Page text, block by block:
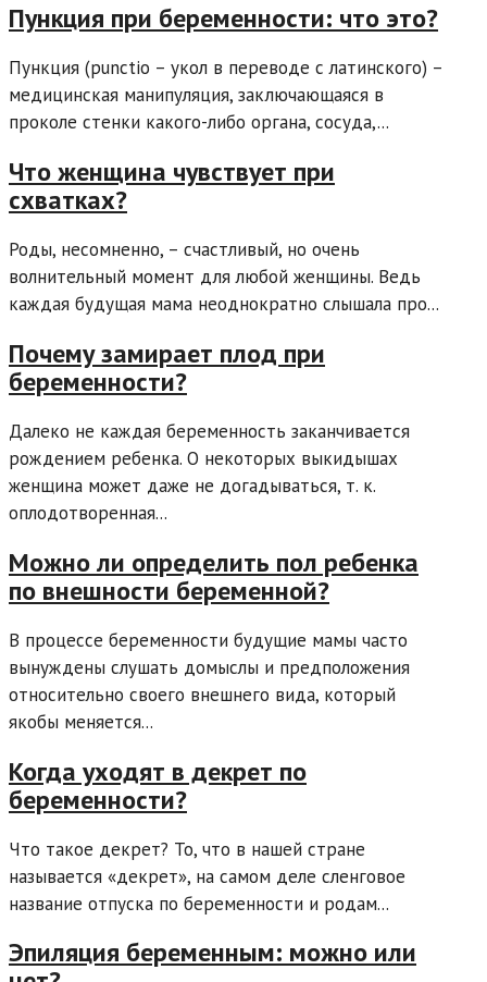
Пункция при беременности: что это?
Пункция (punctio – укол в переводе с латинского) –
медицинская манипуляция, заключающаяся в
проколе стенки какого-либо органа, сосуда,...
Что женщина чувствует при
схватках?
Роды, несомненно, – счастливый, но очень
волнительный момент для любой женщины. Ведь
каждая будущая мама неоднократно слышала про...
Почему замирает плод при
беременности?
Далеко не каждая беременность заканчивается
рождением ребенка. О некоторых выкидышах
женщина может даже не догадываться, т. к.
оплодотворенная...
Можно ли определить пол ребенка
по внешности беременной?
В процессе беременности будущие мамы часто
вынуждены слушать домыслы и предположения
относительно своего внешнего вида, который
якобы меняется...
Когда уходят в декрет по
беременности?
Что такое декрет? То, что в нашей стране
называется «декрет», на самом деле сленговое
название отпуска по беременности и родам...
Эпиляция беременным: можно или